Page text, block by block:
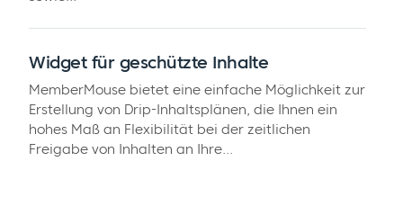
Widget für geschützte Inhalte
MemberMouse bietet eine einfache Möglichkeit zur
Erstellung von Drip-Inhaltsplänen, die Ihnen ein
hohes Maß an Flexibilität bei der zeitlichen
Freigabe von Inhalten an Ihre...